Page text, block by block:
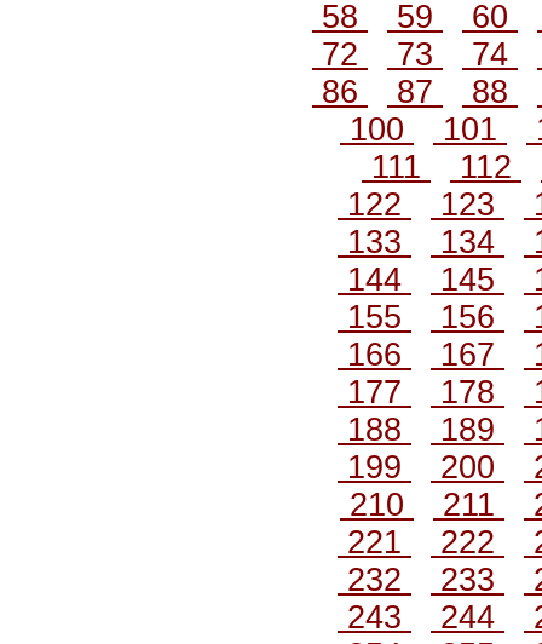
58 59 60
72
73 74
86
87 88
100
101
111
112
122
123
133
134
144
145
155
156
166
167
177
178
188
189
199
200
210
211
221
222
232
233
243
244